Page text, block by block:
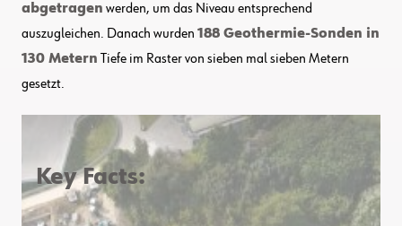
abgetragen werden, um das Niveau entsprechend
auszugleichen. Danach wurden 188 Geothermie-Sonden in
130 Metern Tiefe im Raster von sieben mal sieben Metern
gesetzt.
Key Facts: